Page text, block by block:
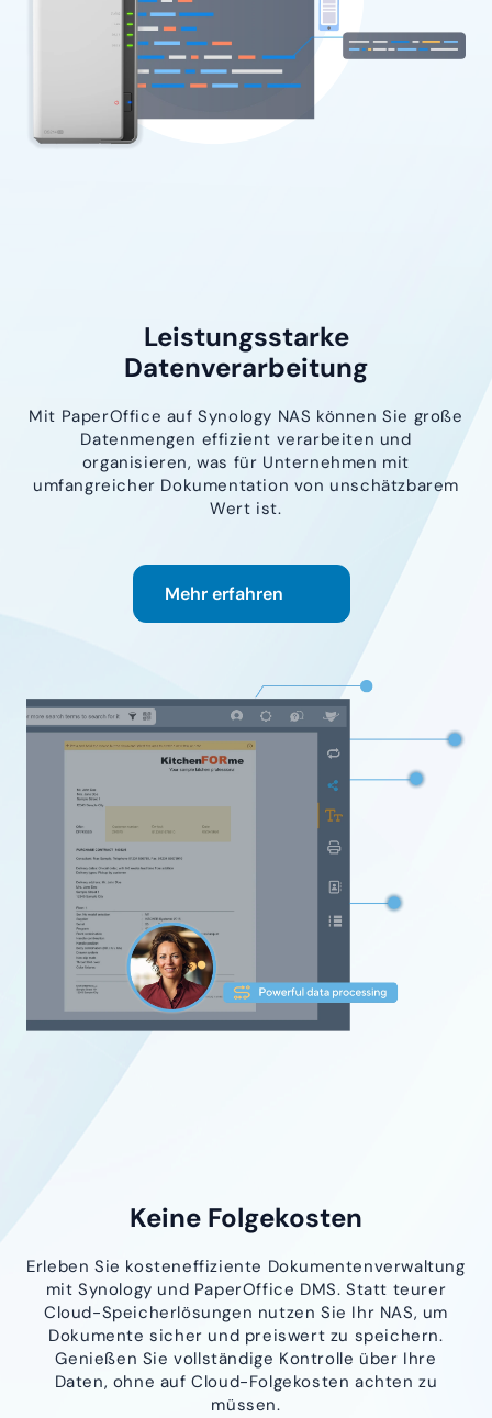
Leistungsstarke
Datenverarbeitung
Mit PaperOffice auf Synology NAS können Sie große
Datenmengen effizient verarbeiten und
organisieren, was für Unternehmen mit
umfangreicher Dokumentation von unschätzbarem
Wert ist.
Mehr erfahren
Keine Folgekosten
Erleben Sie kosteneffiziente Dokumentenverwaltung
mit Synology und PaperOffice DMS. Statt teurer
Cloud-Speicherlösungen nutzen Sie Ihr NAS, um
Dokumente sicher und preiswert zu speichern.
Genießen Sie vollständige Kontrolle über Ihre
Daten, ohne auf Cloud-Folgekosten achten zu
müssen.